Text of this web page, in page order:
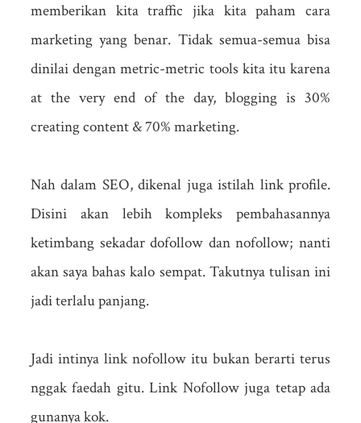
memberikan kita traffic jika kita paham cara
marketing yang benar. Tidak semua-semua bisa
dinilai dengan metric-metric tools kita itu karena
at the very end of the day, blogging is 30%
creating content & 70% marketing.
Nah dalam SEO, dikenal juga istilah link profile.
Disini akan lebih kompleks pembahasannya
ketimbang sekadar dofollow dan nofollow; nanti
akan saya bahas kalo sempat. Takutnya tulisan ini
jadi terlalu panjang.
Jadi intinya link nofollow itu bukan berarti terus
nggak faedah gitu. Link Nofollow juga tetap ada
gunanya kok.